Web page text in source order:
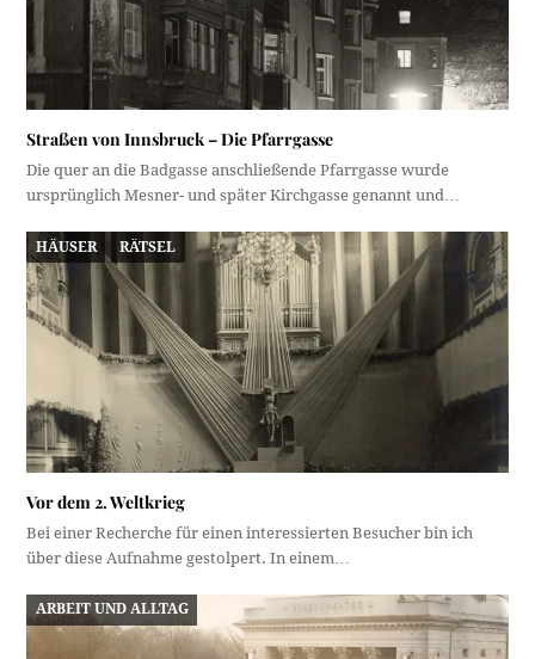
Straßen von Innsbruck – Die Pfarrgasse
Die quer an die Badgasse anschließende Pfarrgasse wurde
ursprünglich Mesner- und später Kirchgasse genannt und…
HÄUSER RÄTSEL
Vor dem 2. Weltkrieg
Bei einer Recherche für einen interessierten Besucher bin ich
über diese Aufnahme gestolpert. In einem…
ARBEIT UND ALLTAG